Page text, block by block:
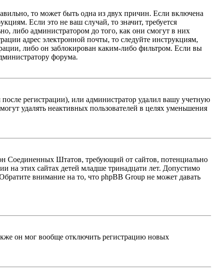
то может быть одна из двух причин. Если включена
Если это не ваш случай, то значит, требуется
либо администратором до того, как они смогут в них
адрес электронной почты, то следуйте инструкциям,
либо он заблокирован каким-либо фильтром. Если вы
форума.
регистрации), или администратор удалил вашу учетную
удалять неактивных пользователей в целях уменьшения
Соединенных Штатов, требующий от сайтов, потенциально
на этих сайтах детей младше тринадцати лет. Допустимо
внимание на то, что phpBB Group не может давать
он мог вообще отключить регистрацию новых